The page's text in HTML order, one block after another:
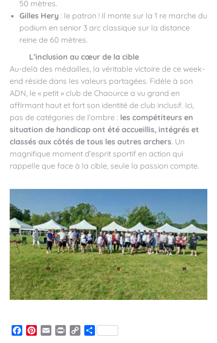
50 mètres.
Gilles Hery : le patron ! Il monte sur la 1 re marche du
podium en senior 3 arc classique sur la distance
reine de 60 mètres.
L’inclusion au cœur de la cible
Au-delà des médailles, la véritable victoire de ce week-
end réside dans les valeurs partagées. Fidèle à son
ADN, le « petit » club de Chaource a vu grand en
affirmant haut et fort son identité de club inclusif. Ici,
pas de catégories de l’ombre : les compétiteurs en
situation de handicap ont été accueillis, intégrés et
classés aux côtés de tous les autres archers. Un
magnifique moment d’esprit sportif en action qui
rappelle que face à la cible, seule la passion compte.
Facebook
Pinterest
Email Print
CopyPartager